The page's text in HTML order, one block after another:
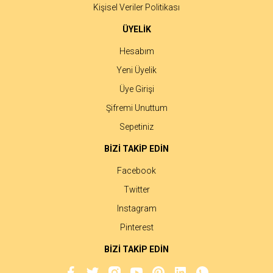
Kişisel Veriler Politikası
ÜYELİK
Hesabım
Yeni Üyelik
Üye Girişi
Şifremi Unuttum
Sepetiniz
BİZİ TAKİP EDİN
Facebook
Twitter
Instagram
Pinterest
BİZİ TAKİP EDİN